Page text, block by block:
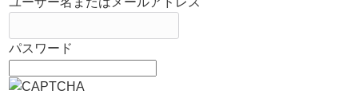
パスワード